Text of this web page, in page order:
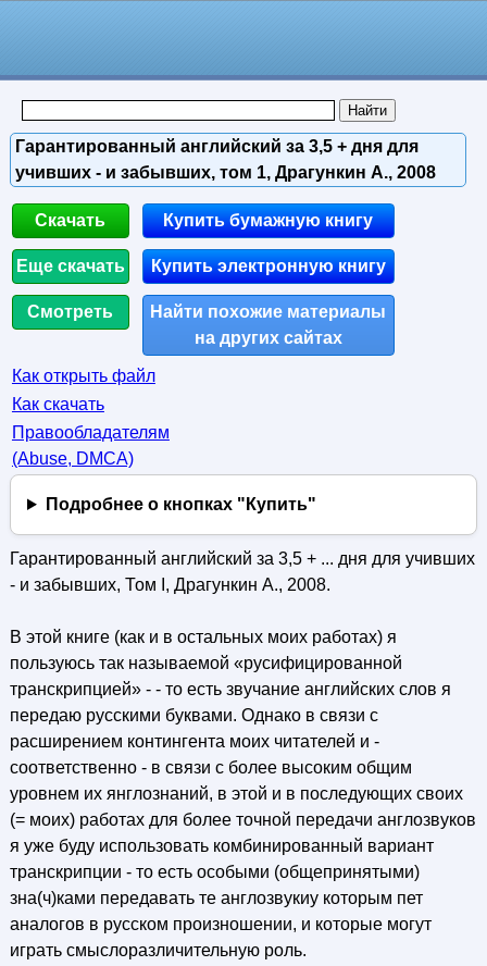
Гарантированный английский за 3,5 + дня для
учивших - и забывших, том 1, Драгункин А., 2008
Скачать
Еще скачать
Смотреть
Купить бумажную книгу
Купить электронную книгу
Найти похожие материалы
на других сайтах
Как открыть файл
Как скачать
Правообладателям
(Abuse, DMСA)
Подробнее о кнопках "Купить"
Гарантированный английский за 3,5 + ... дня для учивших
- и забывших, Том I, Драгункин А., 2008.
В этой книге (как и в остальных моих работах) я
пользуюсь так называемой «русифицированной
транскрипцией» - - то есть звучание английских слов я
передаю русскими буквами. Однако в связи с
расширением контингента моих читателей и -
соответственно - в связи с более высоким общим
уровнем их янглознаний, в этой и в последующих своих
(= моих) работах для более точной передачи англозвуков
я уже буду использовать комбинированный вариант
транскрипции - то есть особыми (общепринятыми)
зна(ч)ками передавать те англозвукиу которым пет
аналогов в русском произношении, и которые могут
играть смыслоразличительную роль.